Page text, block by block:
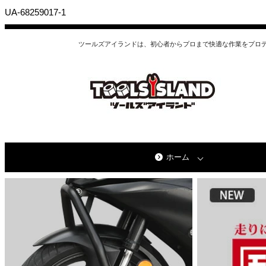
UA-68259017-1
ツールズアイランドは、初心者からプロまで快適な作業をプロ
ホーム